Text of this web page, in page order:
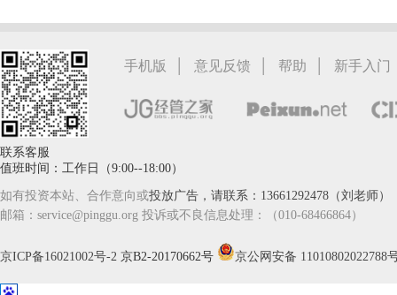
立即咨询
手机版 | 意见反馈 | 帮助 | 新手入门
联系客服
值班时间：工作日（9:00--18:00）
如有投资本站、合作意向或投放广告，请联系：13661292478（刘老师）
邮箱：service@pinggu.org 投诉或不良信息处理：（010-68466864）
京ICP备16021002号-2 京B2-20170662号 京公网安备 11010802022788